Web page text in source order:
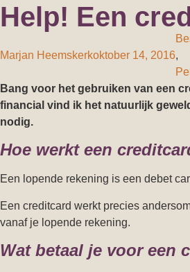
Help! Een
Marjan Heemskerkoktober 14, 2016,
Bang voor het gebruiken van een
financial vind ik het natuurlijk
nodig.
Hoe werkt een
Een lopende rekening is een debet
Een creditcard werkt precies
vanaf je lopende rekening.
Wat betaal je voor een